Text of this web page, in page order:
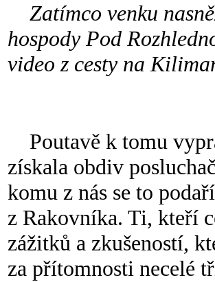
Zatímco venku
hospody Pod
video z cesty na
Poutavě k tomu
získala obdiv
komu z nás se to
z Rakovníka. Ti, kteří
zážitků a zkušeností,
za přítomnosti necelé